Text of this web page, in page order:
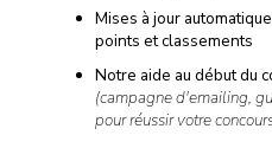
Mises à jour
points et classements
Notre aide au début du
(campagne d'emailing,
pour réussir votre